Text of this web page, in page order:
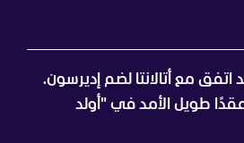
اتفق مع أتالانتا لضم إديرسون.
طويل الأمد في "أولد